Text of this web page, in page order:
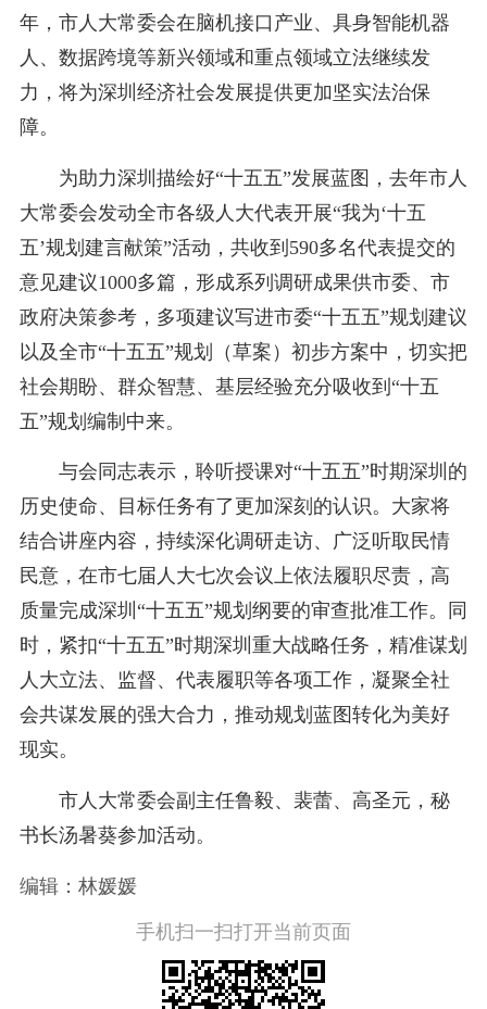
年，市人大常委会在脑机接口产业、具身智能机器
人、数据跨境等新兴领域和重点领域立法继续发
力，将为深圳经济社会发展提供更加坚实法治保
障。
为助力深圳描绘好“十五五”发展蓝图，去年市人
大常委会发动全市各级人大代表开展“我为‘十五
五’规划建言献策”活动，共收到590多名代表提交的
意见建议1000多篇，形成系列调研成果供市委、市
政府决策参考，多项建议写进市委“十五五”规划建议
以及全市“十五五”规划（草案）初步方案中，切实把
社会期盼、群众智慧、基层经验充分吸收到“十五
五”规划编制中来。
与会同志表示，聆听授课对“十五五”时期深圳的
历史使命、目标任务有了更加深刻的认识。大家将
结合讲座内容，持续深化调研走访、广泛听取民情
民意，在市七届人大七次会议上依法履职尽责，高
质量完成深圳“十五五”规划纲要的审查批准工作。同
时，紧扣“十五五”时期深圳重大战略任务，精准谋划
人大立法、监督、代表履职等各项工作，凝聚全社
会共谋发展的强大合力，推动规划蓝图转化为美好
现实。
市人大常委会副主任鲁毅、裴蕾、高圣元，秘
书长汤暑葵参加活动。
编辑：林媛媛
手机扫一扫打开当前页面